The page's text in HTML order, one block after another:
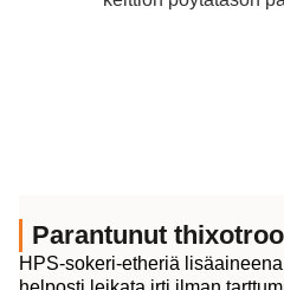
Parantunut
HPS-sokeri-etheriä